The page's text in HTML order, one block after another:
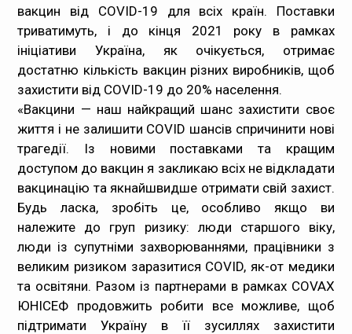
вакцин від COVID-19 для всіх країн. Поставки
триватимуть, і до кінця 2021 року в рамках
ініціативи Україна, як очікується, отримає
достатню кількість вакцин різних виробників, щоб
захистити від COVID-19 до 20% населення.
«Вакцини — наш найкращий шанс захистити своє
життя і не залишити COVID шансів спричинити нові
трагедії. Із новими поставками та кращим
доступом до вакцин я закликаю всіх не відкладати
вакцинацію та якнайшвидше отримати свій захист.
Будь ласка, зробіть це, особливо якщо ви
належите до груп ризику: люди старшого віку,
люди із супутніми захворюваннями, працівники з
великим ризиком заразитися COVID, як-от медики
та освітяни. Разом із партнерами в рамках COVAX
ЮНІСЕФ продовжить робити все можливе, щоб
підтримати Україну в її зусиллях захистити